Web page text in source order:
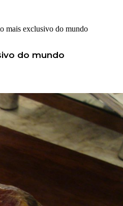
mais exclusivo do mundo
do mundo